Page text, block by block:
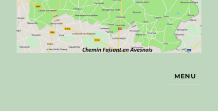
Chemin faisant en Avesnois
MENU